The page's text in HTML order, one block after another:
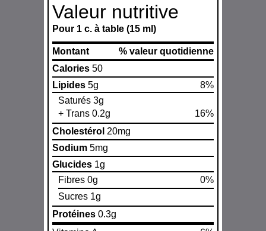
Valeur nutritive
Pour 1 c. à table (15 ml)
Montant
% valeur quotidienne
Calories 50
Lipides 5g
8%
Saturés 3g
+ Trans 0.2g
16%
Cholestérol 20mg
Sodium 5mg
Glucides 1g
Fibres 0g
0%
Sucres 1g
Protéines 0.3g